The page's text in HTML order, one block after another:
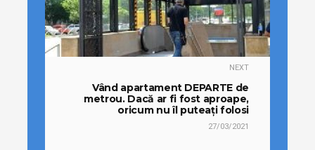
NEXT
Vând apartament DEPARTE de
metrou. Dacă ar fi fost aproape,
oricum nu îl puteați folosi
27/03/2021